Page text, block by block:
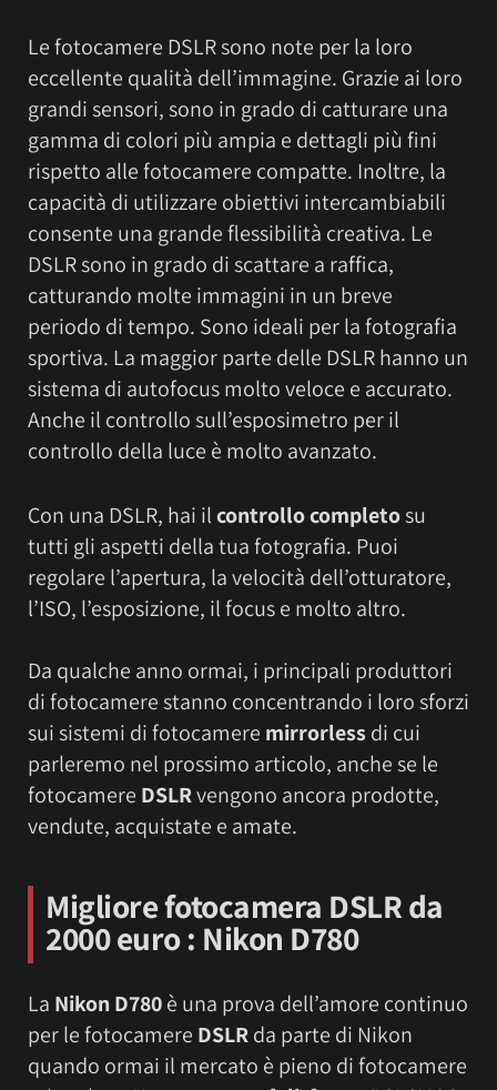
Le fotocamere DSLR sono note per la loro
eccellente qualità dell’immagine. Grazie ai loro
grandi sensori, sono in grado di catturare una
gamma di colori più ampia e dettagli più fini
rispetto alle fotocamere compatte. Inoltre, la
capacità di utilizzare obiettivi intercambiabili
consente una grande flessibilità creativa. Le
DSLR sono in grado di scattare a raffica,
catturando molte immagini in un breve
periodo di tempo. Sono ideali per la fotografia
sportiva. La maggior parte delle DSLR hanno un
sistema di autofocus molto veloce e accurato.
Anche il controllo sull’esposimetro per il
controllo della luce è molto avanzato.
Con una DSLR, hai ilcontrollo completosu
tutti gli aspetti della tua fotografia. Puoi
regolare l’apertura, la velocità dell’otturatore,
l’ISO, l’esposizione, il focus e molto altro.
Da qualche anno ormai, i principali produttori
di fotocamere stanno concentrando i loro sforzi
sui sistemi di fotocamere mirrorlessdi cui
parleremo nel prossimo articolo, anche se le
fotocamere DSLRvengono ancora prodotte,
vendute, acquistate e amate.
Migliore fotocamera DSLR da
2000 euro : Nikon D780
La Nikon D780è una prova dell’amore continuo
per le fotocamere DSLRda parte di Nikon
quando ormai il mercato è pieno di fotocamere